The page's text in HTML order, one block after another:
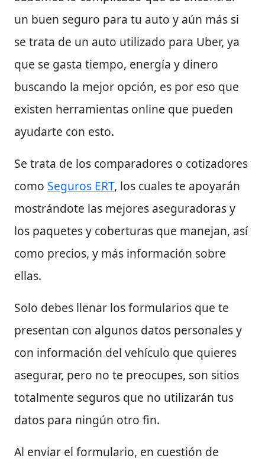
un buen seguro para tu auto y aún más si
se trata de un auto utilizado para Uber, ya
que se gasta tiempo, energía y dinero
buscando la mejor opción, es por eso que
existen herramientas online que pueden
ayudarte con esto.
Se trata de los comparadores o cotizadores
como Seguros ERT, los cuales te apoyarán
mostrándote las mejores aseguradoras y
los paquetes y coberturas que manejan, así
como precios, y más información sobre
ellas.
Solo debes llenar los formularios que te
presentan con algunos datos personales y
con información del vehículo que quieres
asegurar, pero no te preocupes, son sitios
totalmente seguros que no utilizarán tus
datos para ningún otro fin.
Al enviar el formulario, en cuestión de